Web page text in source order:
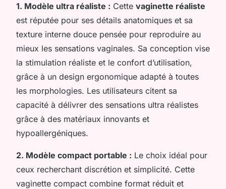
1. Modèle ultra réaliste : Cette vaginette réaliste
est réputée pour ses détails anatomiques et sa
texture interne douce pensée pour reproduire au
mieux les sensations vaginales. Sa conception vise
la stimulation réaliste et le confort d’utilisation,
grâce à un design ergonomique adapté à toutes
les morphologies. Les utilisateurs citent sa
capacité à délivrer des sensations ultra réalistes
grâce à des matériaux innovants et
hypoallergéniques.
2. Modèle compact portable : Le choix idéal pour
ceux recherchant discrétion et simplicité. Cette
vaginette compact combine format réduit et